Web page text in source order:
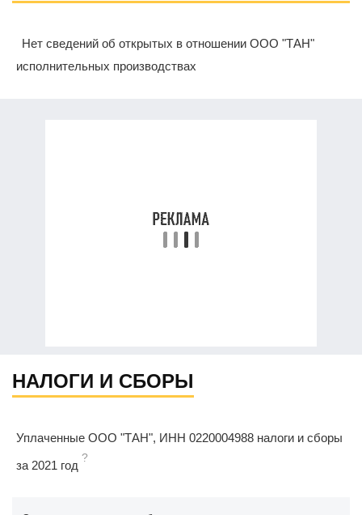
Нет сведений об открытых в отношении ООО "ТАН"
исполнительных производствах
НАЛОГИ И СБОРЫ
Уплаченные ООО "ТАН", ИНН 0220004988 налоги и сборы
за 2021 год
?